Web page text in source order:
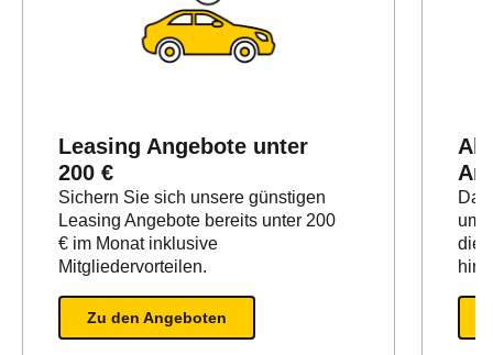
Leasing Angebote unter
200 €
Sichern Sie sich unsere günstigen
Leasing Angebote bereits unter 200
€ im Monat inklusive
Mitgliedervorteilen.
Zu den Angeboten
Das
die